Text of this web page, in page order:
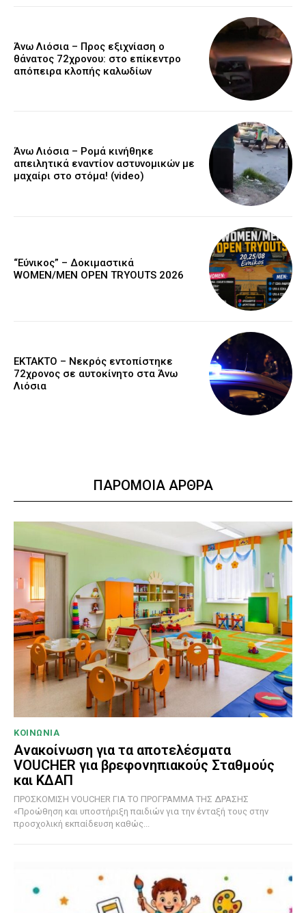
Άνω Λιόσια – Προς εξιχνίαση ο
θάνατος 72χρονου: στο επίκεντρο
απόπειρα κλοπής καλωδίων
Άνω Λιόσια – Ρομά κινήθηκε
απειλητικά εναντίον αστυνομικών με
μαχαίρι στο στόμα! (video)
“Εύνικος” – Δοκιμαστικά
WOMEN/MEN OPEN TRYOUTS 2026
EKTAKTO – Νεκρός εντοπίστηκε
72χρονος σε αυτοκίνητο στα Άνω
Λιόσια
ΠΑΡΟΜΟΙΑ ΑΡΘΡΑ
ΚΟΙΝΩΝΙΑ
Ανακοίνωση για τα αποτελέσματα
VOUCHER για βρεφονηπιακούς Σταθμούς
και ΚΔΑΠ
ΠΡΟΣΚΟΜΙΣΗ VOUCHER ΓΙΑ ΤΟ ΠΡΟΓΡΑΜΜΑ ΤΗΣ ΔΡΑΣΗΣ
«Προώθηση και υποστήριξη παιδιών για την ένταξή τους στην
προσχολική εκπαίδευση καθώς...